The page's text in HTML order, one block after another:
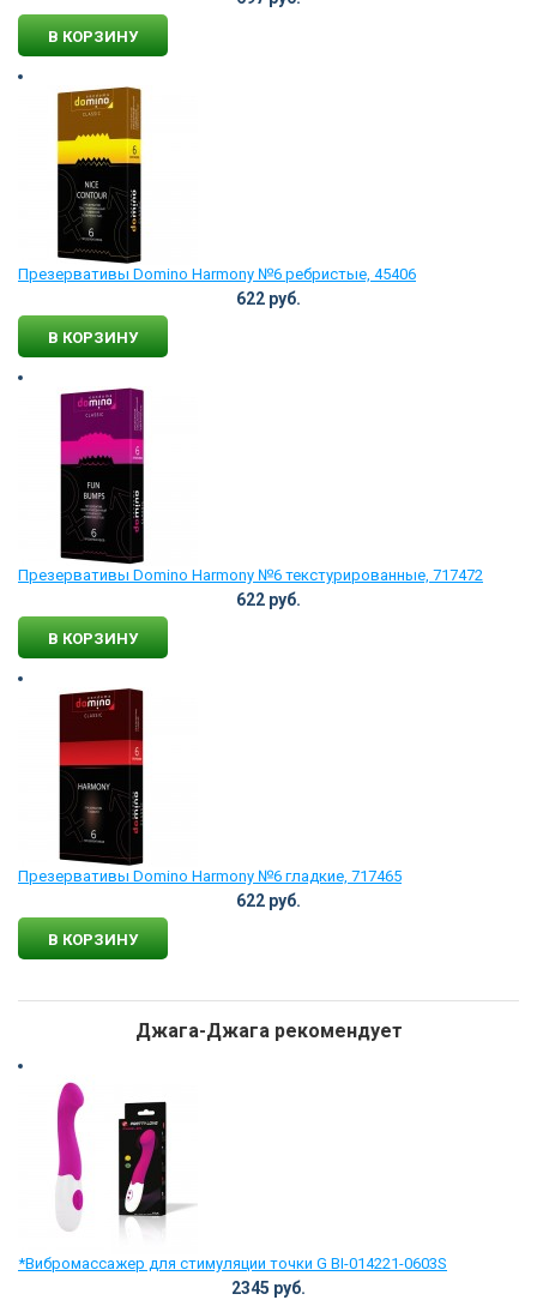
В КОРЗИНУ
Презервативы Domino Harmony №6 ребристые, 45406
622 руб.
В КОРЗИНУ
Презервативы Domino Harmony №6 текстурированные, 717472
622 руб.
В КОРЗИНУ
Презервативы Domino Harmony №6 гладкие, 717465
622 руб.
В КОРЗИНУ
Джага-Джага рекомендует
*Вибромассажер для стимуляции точки G BI-014221-0603S
2345 руб.